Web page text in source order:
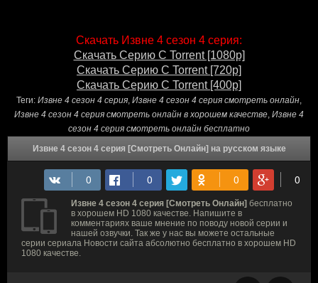
Скачать Извне 4 сезон 4 серия:
Скачать Серию С Torrent [1080p]
Скачать Серию С Torrent [720p]
Скачать Серию С Torrent [400p]
Теги: Извне 4 сезон 4 серия, Извне 4 сезон 4 серия смотреть онлайн,
Извне 4 сезон 4 серия смотреть онлайн в хорошем качестве, Извне 4
сезон 4 серия смотреть онлайн бесплатно
Извне 4 сезон 4 серия [Смотреть Онлайн] на русском языке
Извне 4 сезон 4 серия [Смотреть Онлайн] бесплатно
в хорошем HD 1080 качестве. Напишите в
комментариях ваше мнение по поводу новой серии и
нашей озвучки. Так же у нас вы можете остальные
серии сериала Новости сайта абсолютно бесплатно в хорошем HD
1080 качестве.